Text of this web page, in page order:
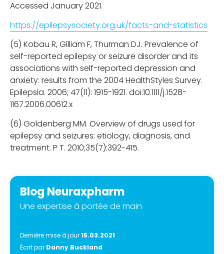
Blog Neuraxpharm
Une expertise à portée de main
Dernière mise à jour15.03.2021
Écrit par Danny Buckland
Accessed January 2021.
https://epilepsysociety.org.uk/facts-and-statistics
(5) Kobau R, Gilliam F, Thurman DJ. Prevalence of
self-reported epilepsy or seizure disorder and its
associations with self-reported depression and
anxiety: results from the 2004 HealthStyles Survey.
Epilepsia. 2006; 47(11): 1915-1921. doi:10.1111/j.1528-
1167.2006.00612.x
(6) Goldenberg MM. Overview of drugs used for
epilepsy and seizures: etiology, diagnosis, and
treatment. P T. 2010;35(7):392-415.